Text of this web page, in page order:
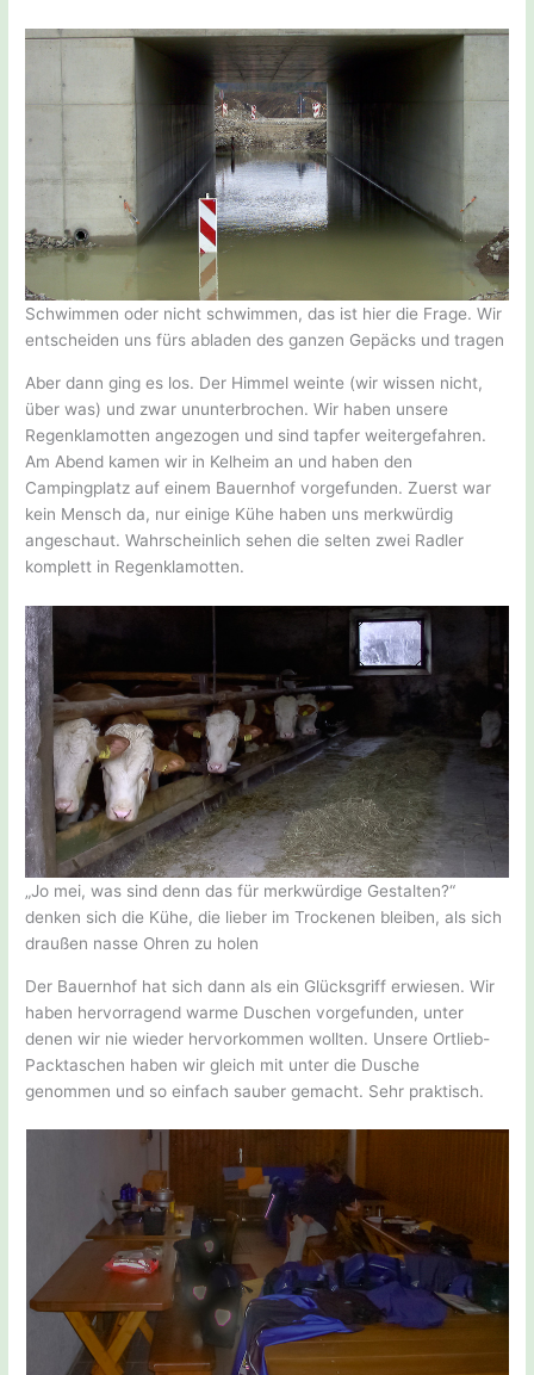
Schwimmen oder nicht schwimmen, das ist hier die Frage. Wir
entscheiden uns fürs abladen des ganzen Gepäcks und tragen
Aber dann ging es los. Der Himmel weinte (wir wissen nicht,
über was) und zwar ununterbrochen. Wir haben unsere
Regenklamotten angezogen und sind tapfer weitergefahren.
Am Abend kamen wir in Kelheim an und haben den
Campingplatz auf einem Bauernhof vorgefunden. Zuerst war
kein Mensch da, nur einige Kühe haben uns merkwürdig
angeschaut. Wahrscheinlich sehen die selten zwei Radler
komplett in Regenklamotten.
„Jo mei, was sind denn das für merkwürdige Gestalten?“
denken sich die Kühe, die lieber im Trockenen bleiben, als sich
draußen nasse Ohren zu holen
Der Bauernhof hat sich dann als ein Glücksgriff erwiesen. Wir
haben hervorragend warme Duschen vorgefunden, unter
denen wir nie wieder hervorkommen wollten. Unsere Ortlieb-
Packtaschen haben wir gleich mit unter die Dusche
genommen und so einfach sauber gemacht. Sehr praktisch.